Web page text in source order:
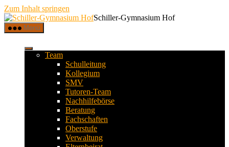
Zum Inhalt springen
Schiller-Gymnasium Hof
Menü
Team
Schulleitung
Kollegium
SMV
Tutoren-Team
Nachhilfebörse
Beratung
Fachschaften
Oberstufe
Verwaltung